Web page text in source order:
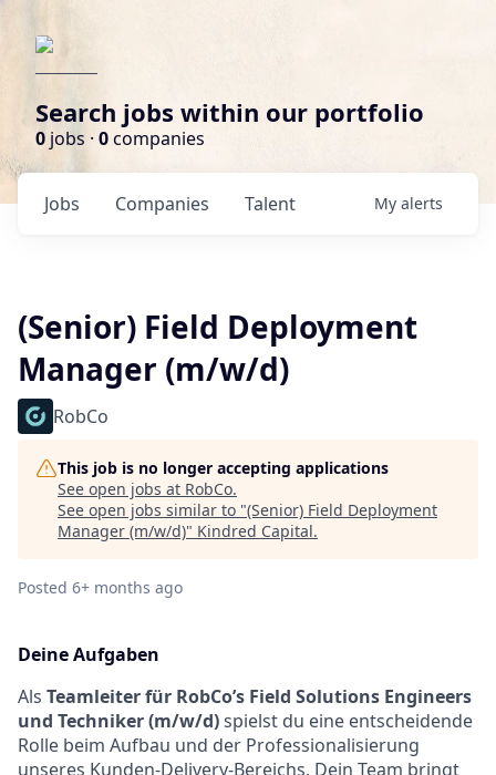
Search jobs within our portfolio
0 jobs · 0companies
Jobs Companies Talent My alerts
(Senior) Field Deployment
Manager (m/w/d)
RobCo
This job is no longer accepting applications
See open jobs at RobCo.
See open jobs similar to "(Senior) Field Deployment
Manager (m/w/d)" Kindred Capital.
Posted 6+ months ago
Deine Aufgaben
Als Teamleiter für RobCo’s Field Solutions Engineers
und Techniker (m/w/d)spielst du eine entscheidende
Rolle beim Aufbau und der Professionalisierung
unseres Kunden-Delivery-Bereichs. Dein Team bringt